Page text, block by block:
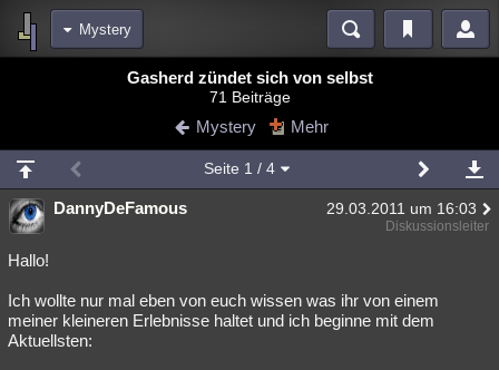
Mystery
Blogs
Chat Wiki Neuigkeiten
meine Rubriken
Menschen Wissenschaft Mystery Kriminalfälle
Spiritualität
Natur Umfragen Unterhaltung
weitere Rubriken
Gasherd zündet sich von selbst
71 Beiträge
Mystery Mehr
Seite 1 / 4
DannyDeFamous 29.03.2011 um 16:03
Diskussionsleiter
Hallo!
Ich wollte nur mal eben von euch wissen was ihr von einem
meiner kleineren Erlebnisse haltet und ich beginne mit dem
Aktuellsten: